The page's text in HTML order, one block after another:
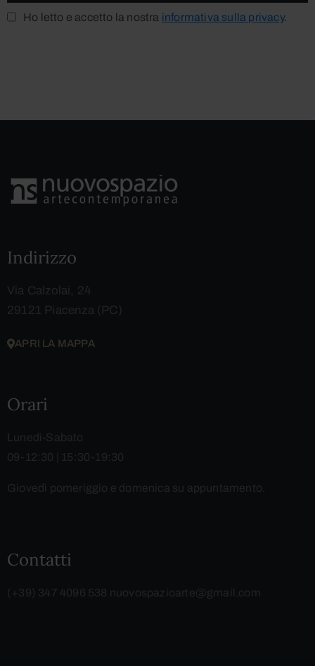
Ho letto e accetto la nostra informativa sulla privacy.
Indirizzo
Via Calzolai, 24
29121 Piacenza (PC)
APRI LA MAPPA
Orari
Lunedì-Sabato
09-12:30 | 15:30-19:30
Giovedì pomeriggio e domenica su appuntamento.
Contatti
(+39) 347 4096 538 nuovospazioarte@gmail.com